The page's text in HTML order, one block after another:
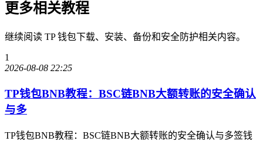
更多相关教程
继续阅读 TP 钱包下载、安装、备份和安全防护相关内容。
1
2026-08-08 22:25
TP钱包BNB教程：BSC链BNB大额转账的安全确认
与多
TP钱包BNB教程：BSC链BNB大额转账的安全确认与多签钱